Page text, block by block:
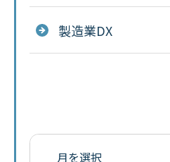
製造業DX